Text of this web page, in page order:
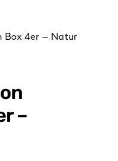
Box 4er – Natur
–